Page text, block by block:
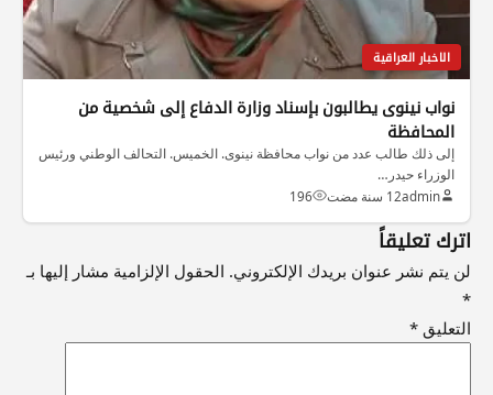
الاخبار العراقية
نواب نينوى يطالبون بإسناد وزارة الدفاع إلى شخصية من
المحافظة
إلى ذلك طالب عدد من نواب محافظة نينوى. الخميس. التحالف الوطني ورئيس
الوزراء حيدر…
admin12 سنة مضت 196
اترك تعليقاً
لن يتم نشر عنوان بريدك الإلكتروني. الحقول الإلزامية مشار إليها بـ
*
التعليق *